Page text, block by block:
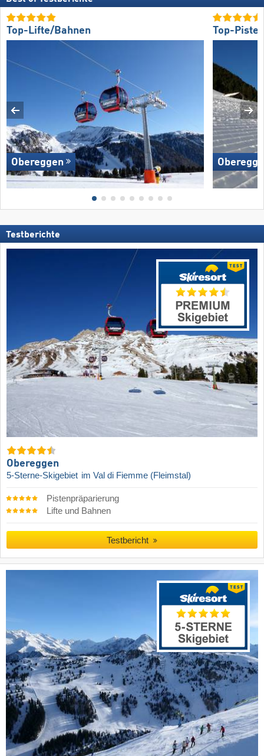
Top-Lifte/Bahnen
Obereggen
Top-
Testberichte
Obereggen
5-Sterne-Skigebiet im Val di Fiemme (Fleimstal)
Pistenpräparierung
Lifte und Bahnen
Testbericht